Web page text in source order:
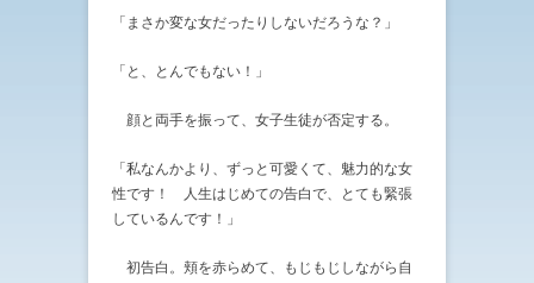
「まさか変な女だったりしないだろうな？」
「と、とんでもない！」
顔と両手を振って、女子生徒が否定する。
「私なんかより、ずっと可愛くて、魅力的な女
性です！ 人生はじめての告白で、とても緊張
しているんです！」
初告白。頬を赤らめて、もじもじしながら自